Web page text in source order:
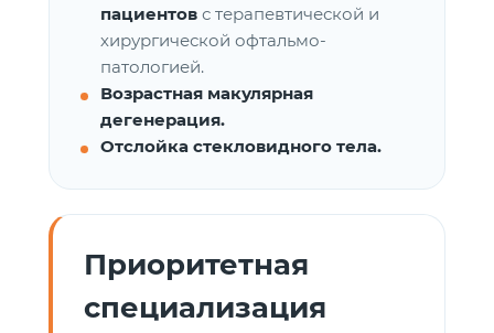
пациентов с терапевтической и
хирургической офтальмо-
патологией.
Возрастная макулярная
дегенерация.
Отслойка стекловидного тела.
Приоритетная
специализация